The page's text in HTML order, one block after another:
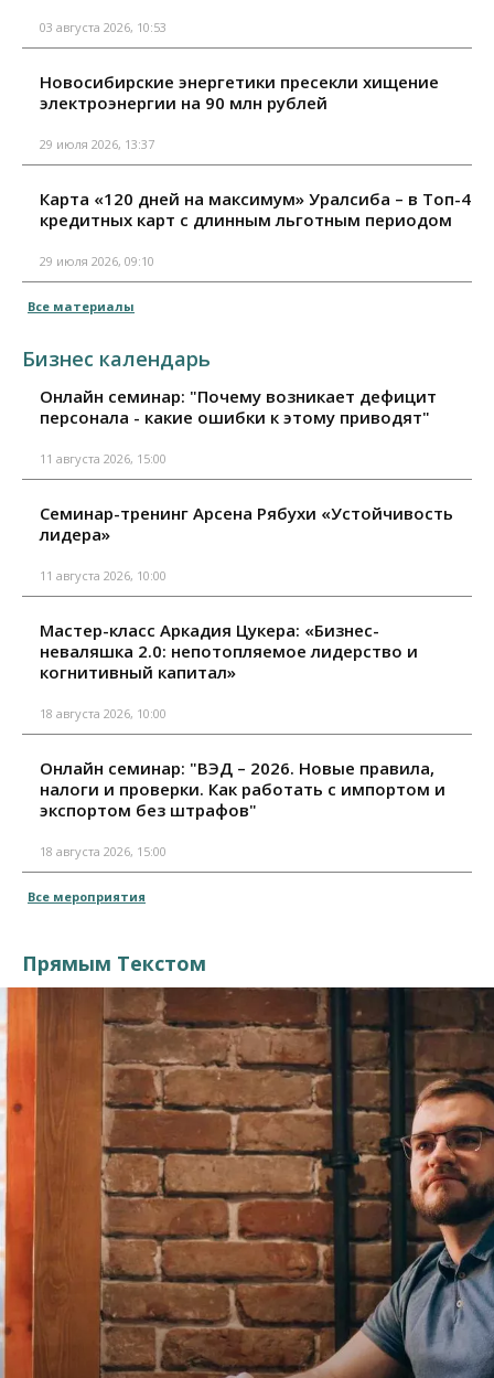
03 августа 2026, 10:53
Новосибирские энергетики пресекли хищение
электроэнергии на 90 млн рублей
29 июля 2026, 13:37
Карта «120 дней на максимум» Уралсиба – в Топ-4
кредитных карт с длинным льготным периодом
29 июля 2026, 09:10
Все материалы
Бизнес календарь
Онлайн семинар: "Почему возникает дефицит
персонала - какие ошибки к этому приводят"
11 августа 2026, 15:00
Семинар-тренинг Арсена Рябухи «Устойчивость
лидера»
11 августа 2026, 10:00
Мастер-класс Аркадия Цукера: «Бизнес-
неваляшка 2.0: непотопляемое лидерство и
когнитивный капитал»
18 августа 2026, 10:00
Онлайн семинар: "ВЭД – 2026. Новые правила,
налоги и проверки. Как работать с импортом и
экспортом без штрафов"
18 августа 2026, 15:00
Все мероприятия
Прямым Текстом